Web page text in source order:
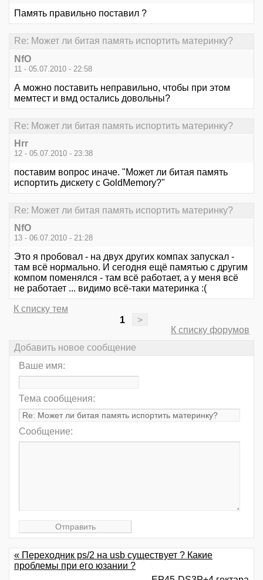
Память правильно поставил ?
Re: Может ли битая память испортить материнку?
NfO
11 - 05.07.2010 - 22:58
А можно поставить неправильно, чтобы при этом
мемтест и вмд остались довольны?
Re: Может ли битая память испортить материнку?
Hrr
12 - 05.07.2010 - 23:38
поставим вопрос иначе. "Может ли битая память
испортить дискету с GoldMemory?"
Re: Может ли битая память испортить материнку?
NfO
13 - 06.07.2010 - 21:28
Это я пробовал - на двух других компах запускал -
там всё нормально. И сегодня ещё памятью с другим
компом поменялся - там всё работает, а у меня всё
не работает ... видимо всё-таки материнка :(
К списку тем
1
>
К списку форумов
Добавить новое сообщение
Ваше имя:
Тема сообщения:
Сообщение:
« Переходник ps/2 на usb существует ? Какие
проблемы при его юзании ?